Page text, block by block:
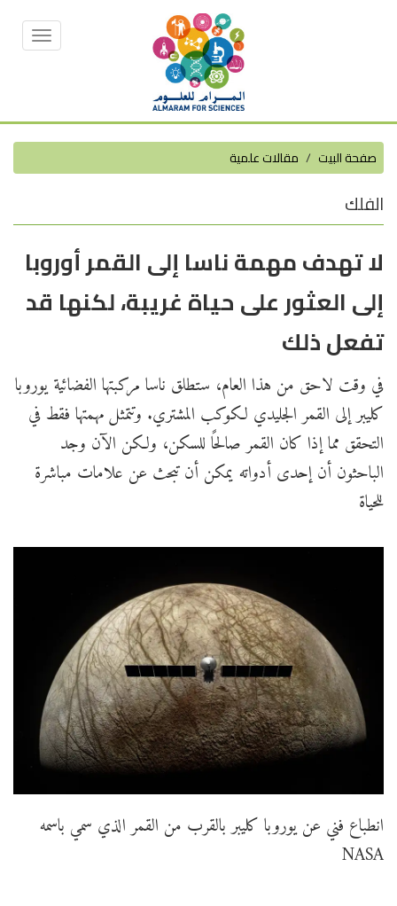
Toggle
صفحة البيت مقالات علمية
الفلك
لا تهدف مهمة ناسا إلى القمر أوروبا
إلى العثور على حياة غريبة، لكنها قد
تفعل ذلك
في وقت لاحق من هذا العام، ستطلق ناسا مركبتها الفضائية يوروبا
كليبر إلى القمر الجليدي لكوكب المشتري. وتتمثل مهمتها فقط في
التحقق مما إذا كان القمر صالحًا للسكن، ولكن الآن وجد
الباحثون أن إحدى أدواته يمكن أن تبحث عن علامات مباشرة
للحياة
انطباع فني عن يوروبا كليبر بالقرب من القمر الذي سمي باسمه
NASA